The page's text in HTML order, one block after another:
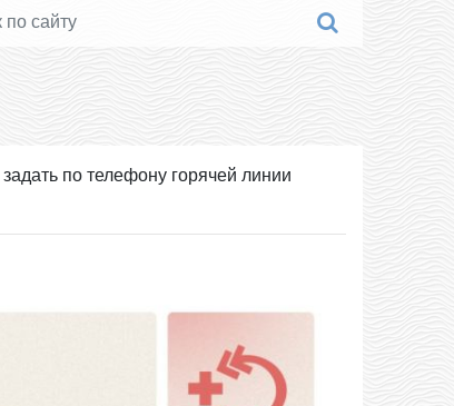
по телефону горячей линии